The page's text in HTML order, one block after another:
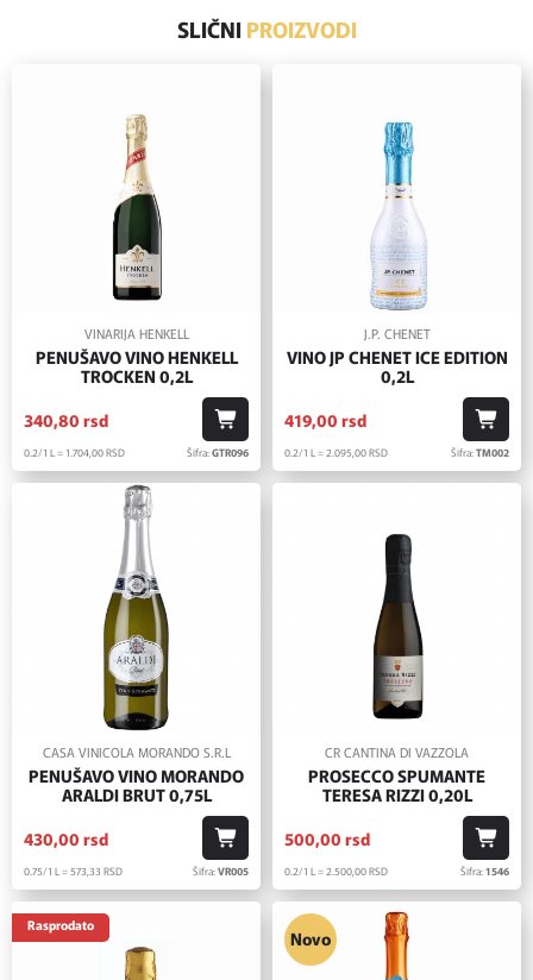
SLIČNI PROIZVODI
VINARIJA HENKELL
PENUŠAVO VINO HENKELL
TROCKEN 0,2L
340,80 rsd
0.2/1 L = 1.704,00RSD Šifra:GTR096
J.P. CHENET
VINO JP CHENET ICE EDITION
0,2L
419,00 rsd
0.2/1 L = 2.095,00RSD Šifra:TM002
CASA VINICOLA MORANDO S.R.L
PENUŠAVO VINO MORANDO
ARALDI BRUT 0,75L
430,00 rsd
0.75/1 L = 573,33 RSD Šifra:VR005
CR CANTINA DI VAZZOLA
PROSECCO SPUMANTE
TERESA RIZZI 0,20L
500,00 rsd
0.2/1 L = 2.500,00RSD Šifra:1546
Rasprodato
Novo